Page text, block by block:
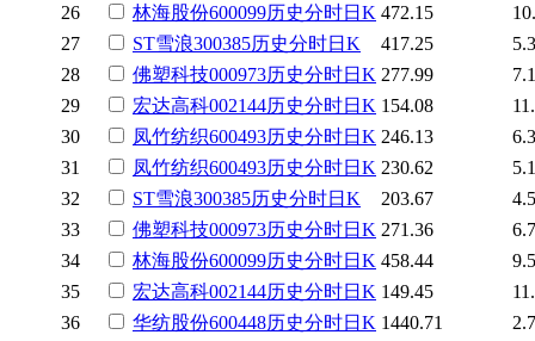
26
林海股份600099历史分时日K 472.15
27
ST雪浪300385历史分时日K 417.25
28
佛塑科技000973历史分时日K 277.99
29
宏达高科002144历史分时日K 154.08
30
凤竹纺织600493历史分时日K 246.13
31
凤竹纺织600493历史分时日K 230.62
32
ST雪浪300385历史分时日K 203.67
33
佛塑科技000973历史分时日K 271.36
34
林海股份600099历史分时日K 458.44
35
宏达高科002144历史分时日K 149.45
36
华纺股份600448历史分时日K 1440.71